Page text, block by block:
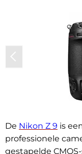
De Nikon Z 9 is
professionele
gestapelde